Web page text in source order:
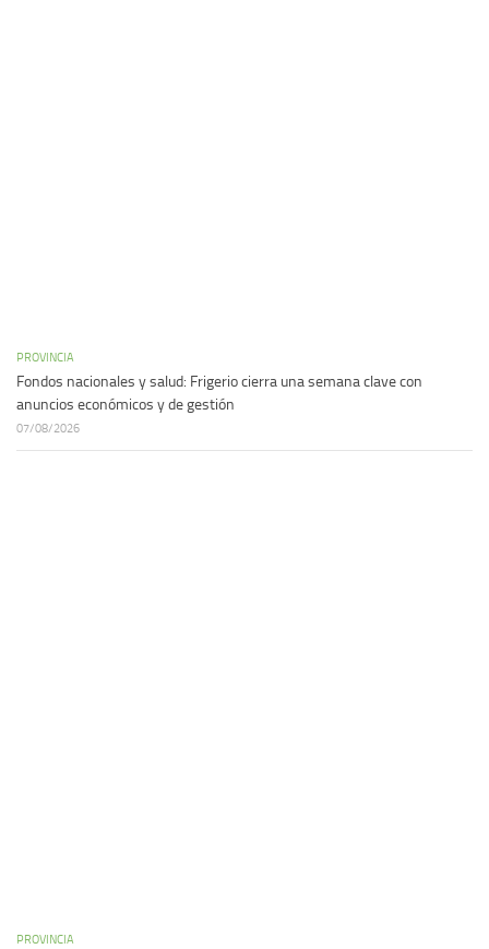
PROVINCIA
Fondos nacionales y salud: Frigerio cierra una semana clave con
anuncios económicos y de gestión
07/08/2026
PROVINCIA